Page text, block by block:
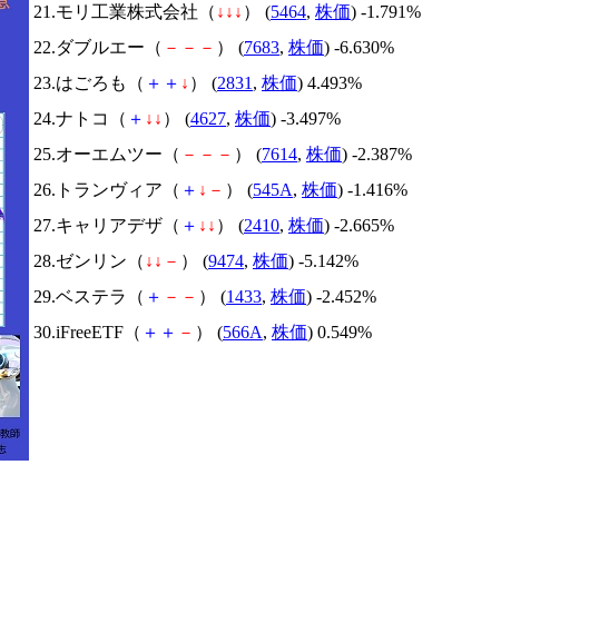
21.モリ工業株式会社（ ↓ ↓ ↓ ） (5464, 株価) -1.791%
22.ダブルエー（ － － － ） (7683, 株価) -6.630%
23.はごろも（ ＋ ＋ ↓ ） (2831 , 株価) 4.493%
24.ナトコ（ ＋ ↓ ↓ ） (4627, 株価) -3.497%
25.オーエムツー（ － － － ） (7614, 株価) -2.387%
26.トランヴィア（ ＋ ↓ － ） (545A, 株価) -1.416%
27.キャリアデザ（ ＋ ↓ ↓ ） (2410, 株価) -2.665%
28.ゼンリン（ ↓ ↓ － ） (9474, 株価) -5.142%
29.ベステラ（ ＋ － － ） (1433, 株価) -2.452%
30.iFreeETF（ ＋ ＋ － ） (566A, 株価) 0.549%